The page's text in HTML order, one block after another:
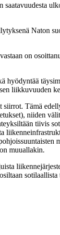
saatavuudesta
Naton
on
hyödyntää
liikkuvuuden
Tämä
niiden
tiivis
muuallakin.
sotilaallista